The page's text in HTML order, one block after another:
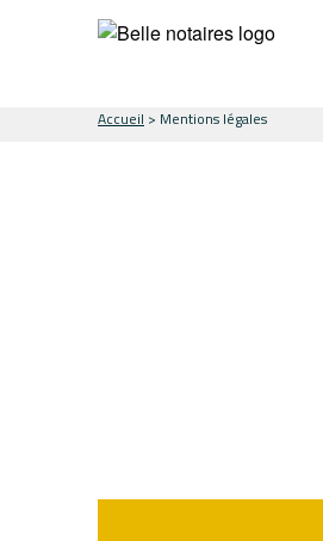
Accueil > Mentions légales